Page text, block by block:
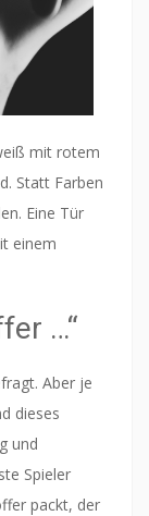
mit rotem
Statt Farben
Eine Tür
einem
…“
Aber je
dieses
und
Spieler
packt, der